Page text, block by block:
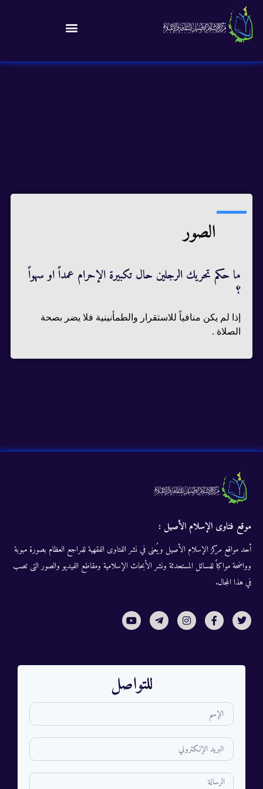
الصور
ما حكم تحريك الرجلين حال تكبيرة الإحرام عمداً او سهواً
؟
إذا لم يكن منافياً للاستقرار والطمأنينية فلا يضر بصحة
الصلاة .
موقع فتاوى الإسلام الأصيل :
أحد مواقع مركز الإسلام الأصيل ويُعنى في نشر الفتاوى الفقهية للمراجع العظام بصورة مبوبة
وواضحة مواكباً للمسائل المستحدثة ونشر الأبحاث الإسلامية ومقاطع الفيديو والصور التى تصب
في هذا المجال.
للتواصل